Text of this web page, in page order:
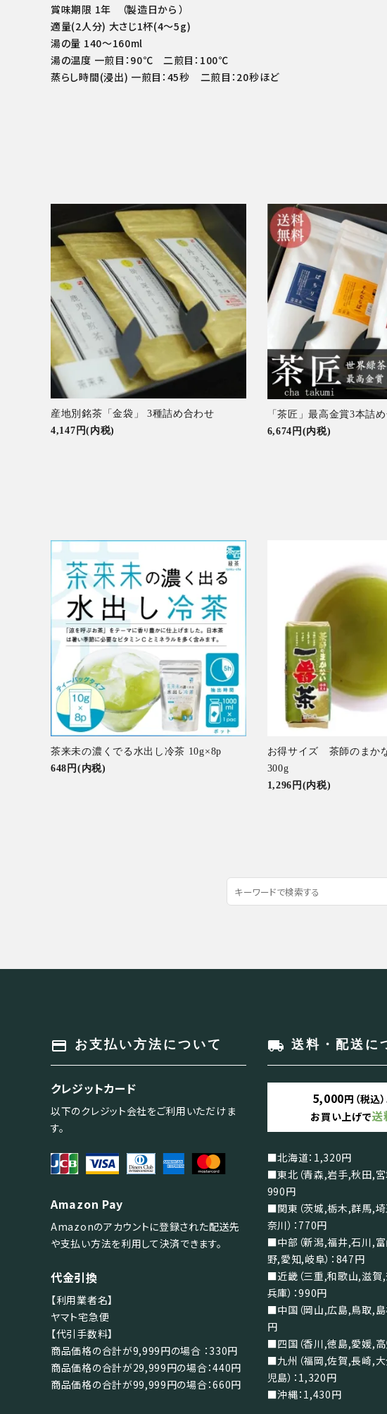
賞味期限 1年 （製造日から ）
適量(2人分) 大さじ1杯(4～5g)
湯の量 140～160ml
湯の温度 一煎目：90℃ 二煎目：100℃
蒸らし時間(浸出) 一煎目：45秒 二煎目：20秒ほど
産地別銘茶「金袋」 3種詰め合わせ
4,147円(内税)
「茶匠」最高金賞3本詰
6,674円(内税)
茶来未の濃くでる水出し冷茶 10g×8p
648円(内税)
お得サイズ 茶師のまか
300g
1,296円(内税)
payment お支払い方法について
クレジットカード
以下のクレジット会社をご利用いただけま
す。
Amazon Pay
Amazonのアカウントに登録された配送先
や支払い方法を利用して決済できます。
代金引換
【利用業者名】
ヤマト宅急便
【代引手数料】
商品価格の合計が9,999円の場合 ：330円
商品価格の合計が29,999円の場合：440円
商品価格の合計が99,999円の場合：660円
local_shipping 送料・配送に
5,000円（税込
お買い上げで送
■北海道：1,320円
■東北（青森,岩手,秋田,宮
990円
■関東（茨城,栃木,群馬,
奈川）：770円
■中部（新潟,福井,石川,
野,愛知,岐阜）：847円
■近畿（三重,和歌山,滋
兵庫）：990円
■中国（岡山,広島,鳥取,島
円
■四国（香川,徳島,愛媛,高
■九州（福岡,佐賀,長崎,
児島）：1,320円
■沖縄：1,430円